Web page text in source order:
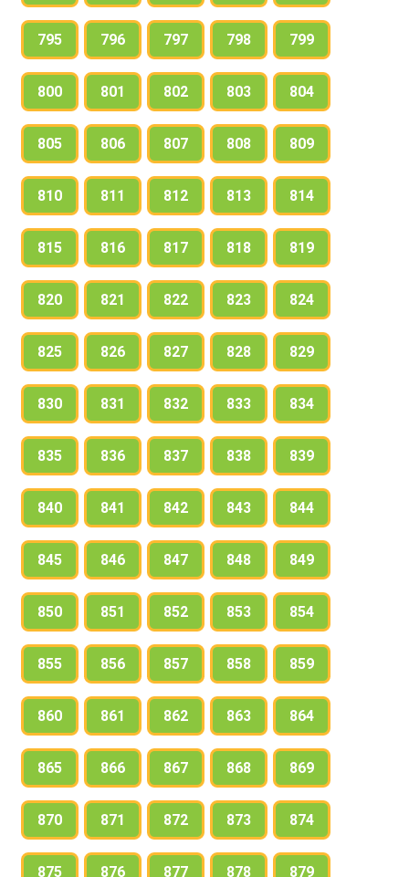
795 796 797 798 799
800 801 802 803 804
805 806 807 808 809
810 811 812 813 814
815 816 817 818 819
820 821 822 823 824
825 826 827 828 829
830 831 832 833 834
835 836 837 838 839
840 841 842 843 844
845 846 847 848 849
850 851 852 853 854
855 856 857 858 859
860 861 862 863 864
865 866 867 868 869
870 871 872 873 874
875 876 877 878 879